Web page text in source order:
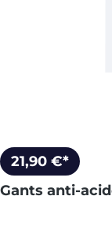
21,90 €*
Gants anti-